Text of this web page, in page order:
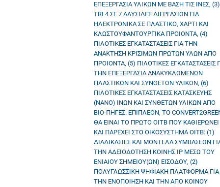
ΕΠΕΞΕΡΓΑΣΙΑ ΥΛΙΚΩΝ ΜΕ ΒΑΣΗ ΤΙΣ ΙΝΕΣ, (3)
TRL4 ΣΕ 7 ΑΛΥΣΙΔΕΣ ΔΙΕΡΓΑΣΙΩΝ ΓΙΑ
ΗΛΕΚΤΡΟΝΙΚΑ ΣΕ ΠΛΑΣΤΙΚΟ, ΧΑΡΤΙ ΚΑΙ
ΚΛΩΣΤΟΥΦΑΝΤΟΥΡΓΙΚΑ ΠΡΟΙΟΝΤΑ, (4)
ΠΙΛΟΤΙΚΕΣ ΕΓΚΑΤΑΣΤΑΣΕΙΣ ΓΙΑ ΤΗΝ
ΑΝΑΚΤΗΣΗ ΚΡΙΣΙΜΩΝ ΠΡΩΤΩΝ ΥΛΩΝ ΑΠΟ
ΠΡΟΙΟΝΤΑ, (5) ΠΙΛΟΤΙΚΕΣ ΕΓΚΑΤΑΣΤΑΣΕΙΣ
ΤΗΝ ΕΠΕΞΕΡΓΑΣΙΑ ΑΝΑΚΥΚΛΩΜΕΝΩΝ
ΠΛΑΣΤΙΚΩΝ ΚΑΙ ΣΥΝΘΕΤΩΝ ΥΛΙΚΩΝ, (6)
ΠΙΛΟΤΙΚΕΣ ΕΓΚΑΤΑΣΤΑΣΕΙΣ ΚΑΤΑΣΚΕΥΗΣ
(ΝΑΝΟ) ΙΝΩΝ ΚΑΙ ΣΥΝΘΕΤΩΝ ΥΛΙΚΩΝ ΑΠΟ
ΒΙΟ-ΠΗΓΕΣ. ΕΠΙΠΛΕΟΝ, ΤΟ
ΘΑ ΕΙΝΑΙ ΤΟ ΠΡΩΤΟ OITB ΠΟΥ ΚΑΘΙΕΡΩΝΕΙ
ΚΑΙ ΠΑΡΕΧΕΙ ΣΤΟ ΟΙΚΟΣΥΣΤΗΜΑ OITB: (1)
ΔΙΑΔΙΚΑΣΙΕΣ ΚΑΙ ΜΟΝΤΕΛΑ ΣΥΜΒΑΣΕΩΝ
ΤΗΝ ΑΔΕΙΟΔΟΤΗΣΗ ΚΟΙΝΗΣ IP ΜΕΣΩ ΤΟΥ
ΕΝΙΑΙΟΥ ΣΗΜΕΙΟΥ(ΩΝ) ΕΙΣΟΔΟΥ, (2)
ΠΟΛΥΓΛΩΣΣΙΚΗ ΨΗΦΙΑΚΗ ΠΛΑΤΦΟΡΜΑ ΓΙΑ
ΤΗΝ ΕΝΟΠΟΙΗΣΗ ΚΑΙ ΤΗΝ ΑΠΟ ΚΟΙΝΟΥ